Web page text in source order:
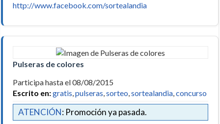
http://www.facebook.com/sortealandia
Pulseras de colores
Participa hasta el 08/08/2015
Escrito en:gratis,pulseras,sorteo,sortealandia,concurso
ATENCIÓN: Promoción ya pasada.